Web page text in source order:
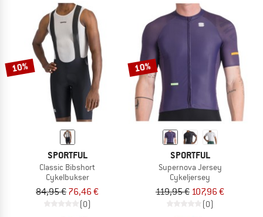
10%
SPORTFUL
Classic Bibshort
Cykelbukser
84,95 € 76,46 €
(0)
10%
SPORTFUL
Supernova Jersey
Cykeljersey
119,95 € 107,96 €
(0)